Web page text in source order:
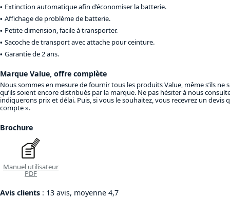
Extinction automatique afin d’économiser la batterie.
Affichage de problème de batterie.
Petite dimension, facile à transporter.
Sacoche de transport avec attache pour ceinture.
Garantie de 2 ans.
Marque Value, offre complète
Nous sommes en mesure de fournir tous les produits Value, même s’ils
qu’ils soient encore distribués par la marque. Ne pas hésiter à nous
indiquerons prix et délai. Puis, si vous le souhaitez, vous recevrez un devis
compte ».
Brochure
Manuel utilisateur
PDF
Avis clients : 13 avis, moyenne 4,7